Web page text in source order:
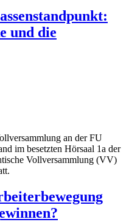
und die
an der FU
im besetzten Hörsaal 1a der
Vollversammlung (VV)